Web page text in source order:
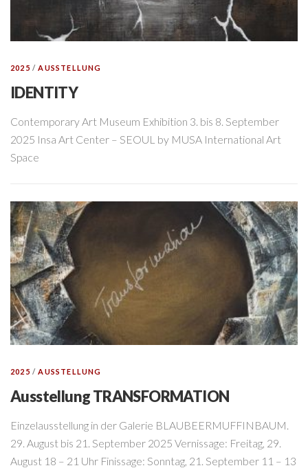
2025 /AUSSTELLUNG
IDENTITY
Contemporary Art Museum Exhibition 3. bis 8. September
2025 Insa Art Center – SEOUL by MUSA International Art
Space
2025 /AUSSTELLUNG
Ausstellung TRANSFORMATION
Einzelausstellung in der Galerie BLAUBEERMUFFINBAUM.
29. August bis 21. September 2025 Vernissage: Freitag, 29.
August 18 – 21 Uhr Finissage: Sonntag, 21. September 11 – 13